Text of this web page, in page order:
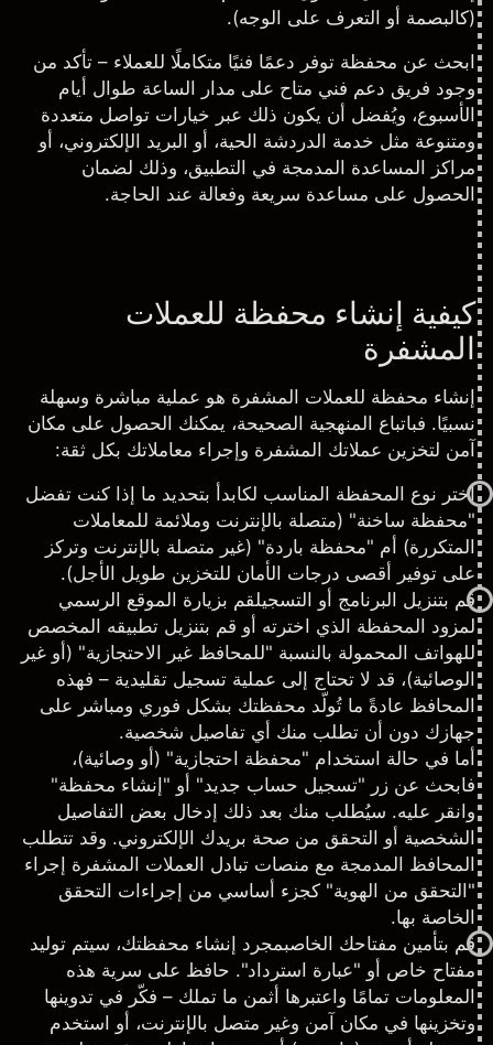
(كالبصمة أو التعرف على الوجه).
ابحث عن محفظة توفر دعمًا فنيًا متكاملًا للعملاء – تأكد من
وجود فريق دعم فني متاح على مدار الساعة طوال أيام
الأسبوع، ويُفضل أن يكون ذلك عبر خيارات تواصل متعددة
ومتنوعة مثل خدمة الدردشة الحية، أو البريد الإلكتروني، أو
مراكز المساعدة المدمجة في التطبيق، وذلك لضمان
الحصول على مساعدة سريعة وفعالة عند الحاجة.
كيفية إنشاء محفظة للعملات
المشفرة
إنشاء محفظة للعملات المشفرة هو عملية مباشرة وسهلة
نسبيًا. فباتباع المنهجية الصحيحة، يمكنك الحصول على مكان
آمن لتخزين عملاتك المشفرة وإجراء معاملاتك بكل ثقة:
اختر نوع المحفظة المناسب لكابدأ بتحديد ما إذا كنت تفضل
"محفظة ساخنة" (متصلة بالإنترنت وملائمة للمعاملات
المتكررة) أم "محفظة باردة" (غير متصلة بالإنترنت وتركز
على توفير أقصى درجات الأمان للتخزين طويل الأجل).
قم بتنزيل البرنامج أو التسجيلقم بزيارة الموقع الرسمي
لمزود المحفظة الذي اخترته أو قم بتنزيل تطبيقه المخصص
للهواتف المحمولة بالنسبة "للمحافظ غير الاحتجازية" (أو غير
الوصائية)، قد لا تحتاج إلى عملية تسجيل تقليدية – فهذه
المحافظ عادةً ما تُولّد محفظتك بشكل فوري ومباشر على
جهازك دون أن تطلب منك أي تفاصيل شخصية.
أما في حالة استخدام "محفظة احتجازية" (أو وصائية)،
فابحث عن زر "تسجيل حساب جديد" أو "إنشاء محفظة"
وانقر عليه. سيُطلب منك بعد ذلك إدخال بعض التفاصيل
الشخصية أو التحقق من صحة بريدك الإلكتروني. وقد تتطلب
المحافظ المدمجة مع منصات تبادل العملات المشفرة إجراء
"التحقق من الهوية" كجزء أساسي من إجراءات التحقق
الخاصة بها.
قم بتأمين مفتاحك الخاصبمجرد إنشاء محفظتك، سيتم توليد
مفتاح خاص أو "عبارة استرداد". حافظ على سرية هذه
المعلومات تمامًا واعتبرها أثمن ما تملك – فكّر في تدوينها
وتخزينها في مكان آمن وغير متصل بالإنترنت، أو استخدم